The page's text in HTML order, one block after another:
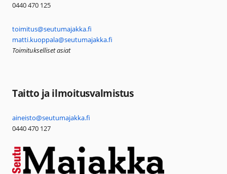
0440 470 125
toimitus@seutumajakka.fi
matti.kuoppala@seutumajakka.fi
Toimitukselliset asiat
Taitto ja ilmoitusvalmistus
aineisto@seutumajakka.fi
0440 470 127